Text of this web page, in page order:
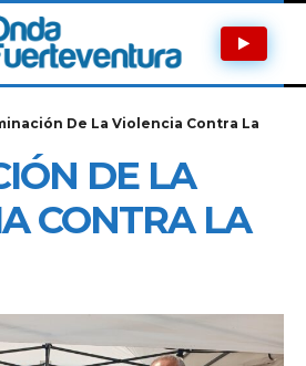
De La Violencia Contra La
DE LA
CONTRA LA